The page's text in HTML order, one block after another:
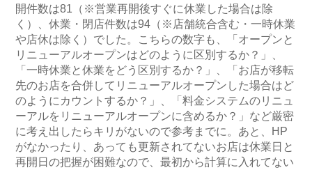
開件数は81（※営業再開後すぐに休業した場合は除
く）、休業・閉店件数は94（※店舗統合含む・一時休業
や店休は除く）でした。こちらの数字も、「オープンと
リニューアルオープンはどのように区別するか？」、
「一時休業と休業をどう区別するか？」、「お店が移転
先のお店を合併してリニューアルオープンした場合はど
のようにカウントするか？」、「料金システムのリニュ
ーアルをリニューアルオープンに含めるか？」など厳密
に考え出したらキリがないので参考までに。あと、HP
がなかったり、あっても更新されてないお店は休業日と
再開日の把握が困難なので、最初から計算に入れてない